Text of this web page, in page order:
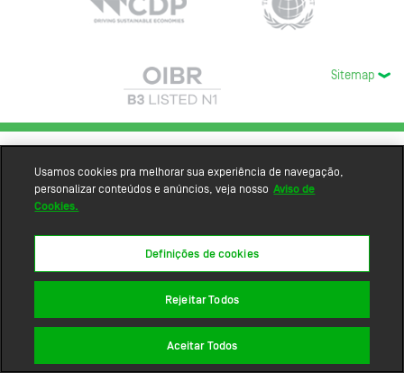
Sitemap
Usamos cookies pra melhorar sua experiência de navegação,
personalizar conteúdos e anúncios, veja nosso Aviso de
Cookies.
Definições de cookies
Rejeitar Todos
Aceitar Todos